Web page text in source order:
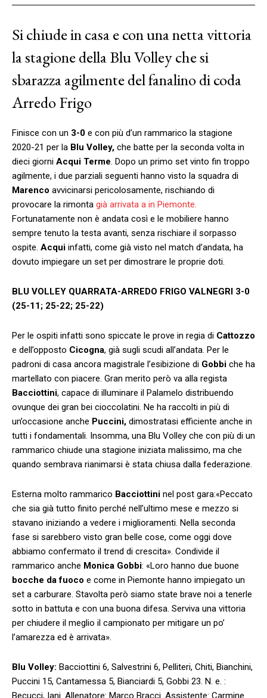
Si chiude in casa e con una netta vittoria
la stagione della Blu Volley che si
sbarazza agilmente del fanalino di coda
Arredo Frigo
Finisce con un 3-0 e con più d’un rammarico la stagione
2020-21 per la Blu Volley, che batte per la seconda volta in
dieci giorni Acqui Terme. Dopo un primo set vinto fin troppo
agilmente, i due parziali seguenti hanno visto la squadra di
Marenco avvicinarsi pericolosamente, rischiando di
provocare la rimonta già arrivata a in Piemonte.
Fortunatamente non è andata così e le mobiliere hanno
sempre tenuto la testa avanti, senza rischiare il sorpasso
ospite. Acqui infatti, come già visto nel match d’andata, ha
dovuto impiegare un set per dimostrare le proprie doti.
BLU VOLLEY QUARRATA-ARREDO FRIGO VALNEGRI 3-0
(25-11; 25-22; 25-22)
Per le ospiti infatti sono spiccate le prove in regia di Cattozzo
e dell’opposto Cicogna, già sugli scudi all’andata. Per le
padroni di casa ancora magistrale l’esibizione di Gobbi che ha
martellato con piacere. Gran merito però va alla regista
Bacciottini, capace di illuminare il Palamelo distribuendo
ovunque dei gran bei cioccolatini. Ne ha raccolti in più di
un’occasione anche Puccini, dimostratasi efficiente anche in
tutti i fondamentali. Insomma, una Blu Volley che con più di un
rammarico chiude una stagione iniziata malissimo, ma che
quando sembrava rianimarsi è stata chiusa dalla federazione.
Esterna molto rammarico Bacciottini nel post gara:«Peccato
che sia già tutto finito perché nell’ultimo mese e mezzo si
stavano iniziando a vedere i miglioramenti. Nella seconda
fase si sarebbero visto gran belle cose, come oggi dove
abbiamo confermato il trend di crescita». Condivide il
rammarico anche Monica Gobbi: «Loro hanno due buone
bocche da fuoco e come in Piemonte hanno impiegato un
set a carburare. Stavolta però siamo state brave noi a tenerle
sotto in battuta e con una buona difesa. Serviva una vittoria
per chiudere il meglio il campionato per mitigare un po’
l’amarezza ed è arrivata».
Blu Volley: Bacciottini 6, Salvestrini 6, Pelliteri, Chiti, Bianchini,
Puccini 15, Cantamessa 5, Bianciardi 5, Gobbi 23. N. e. :
Becucci, Iani. Allenatore: Marco Bracci. Assistente: Carmine